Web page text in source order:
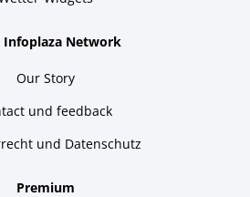
Infoplaza Network
Our Story
und feedback
und Datenschutz
Premium